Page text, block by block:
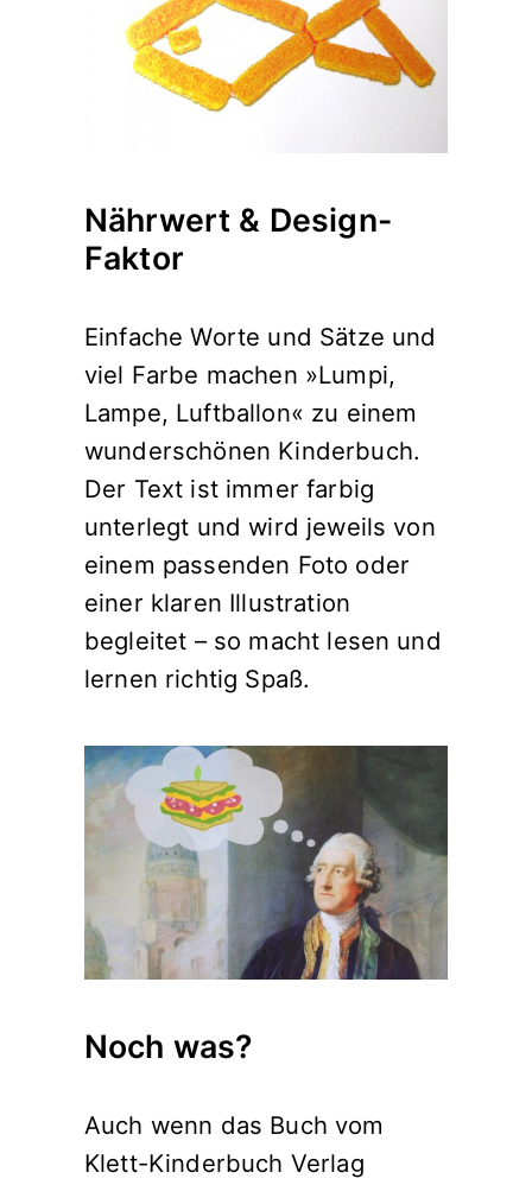
Nährwert & Design-
Faktor
Einfache Worte und Sätze und
viel Farbe machen »Lumpi,
Lampe, Luftballon« zu einem
wunderschönen Kinderbuch.
Der Text ist immer farbig
unterlegt und wird jeweils von
einem passenden Foto oder
einer klaren Illustration
begleitet – so macht lesen und
lernen richtig Spaß.
Noch was?
Auch wenn das Buch vom
Klett-Kinderbuch Verlag